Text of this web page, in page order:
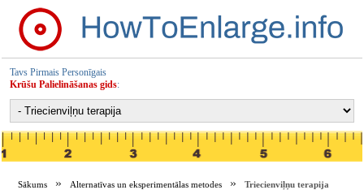
Tavs Pirmais Personīgais
Krūšu Palielināšanas gids:
Sākums Alternatīvas un eksperimentālas metodes Triecienviļņu terapija